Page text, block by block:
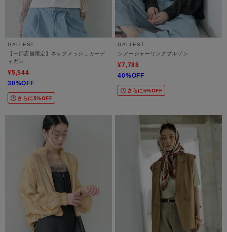
GALLEST
【一部店舗限定】ネップメッシュカーデ
ィガン
¥5,544
30%OFF
さらに5%OFF
GALLEST
シアーシャーリングブルゾン
¥7,788
40%OFF
さらに5%OFF